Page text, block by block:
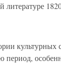
культурных
период,